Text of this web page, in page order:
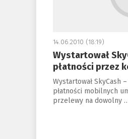
14.06.2010 (18:19)
Wystartował
płatności przez
Wystartował SkyCash
płatności mobilnych
przelewy na dowolny